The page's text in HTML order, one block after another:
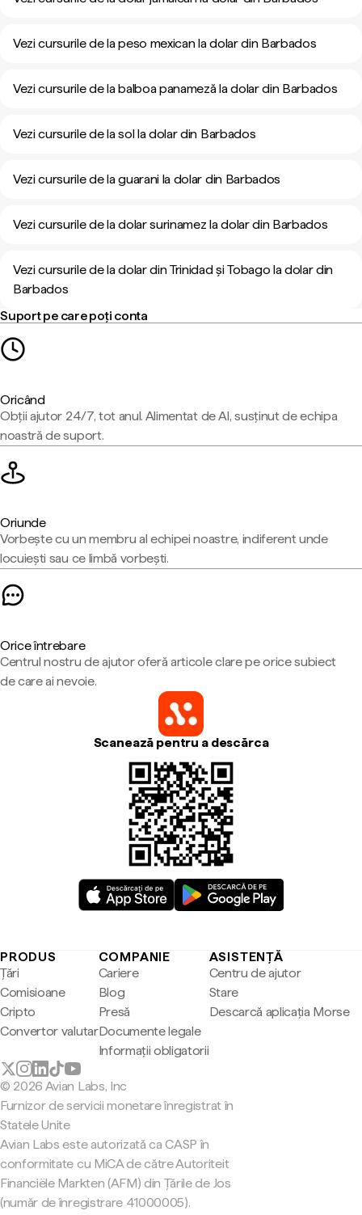
Vezi cursurile de la peso mexican la dolar din Barbados
Vezi cursurile de la balboa panameză la dolar din Barbados
Vezi cursurile de la sol la dolar din Barbados
Vezi cursurile de la guarani la dolar din Barbados
Vezi cursurile de la dolar surinamez la dolar din Barbados
Vezi cursurile de la dolar din Trinidad și Tobago la dolar din
Barbados
Suport pe care poți conta
Oricând
Obții ajutor 24/7, tot anul. Alimentat de AI, susținut de echipa
noastră de suport.
Oriunde
Vorbește cu un membru al echipei noastre, indiferent unde
locuiești sau ce limbă vorbești.
Orice întrebare
Centrul nostru de ajutor oferă articole clare pe orice subiect
de care ai nevoie.
Scanează pentru a descărca
PRODUS
Țări
Comisioane
Cripto
Convertor valutar
COMPANIE
Cariere
Blog
Presă
Documente legale
Informații obligatorii
ASISTENȚĂ
Centru de ajutor
Stare
Descarcă aplicația Morse
© 2026 Avian Labs, Inc
Furnizor de servicii monetare înregistrat în
Statele Unite
Avian Labs este autorizată ca CASP în
conformitate cu MiCA de către Autoriteit
Financiële Markten (AFM) din Țările de Jos
(număr de înregistrare 41000005).